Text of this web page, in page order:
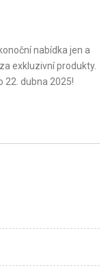
nabídka jen a
exkluzivní produkty.
22. dubna 2025!